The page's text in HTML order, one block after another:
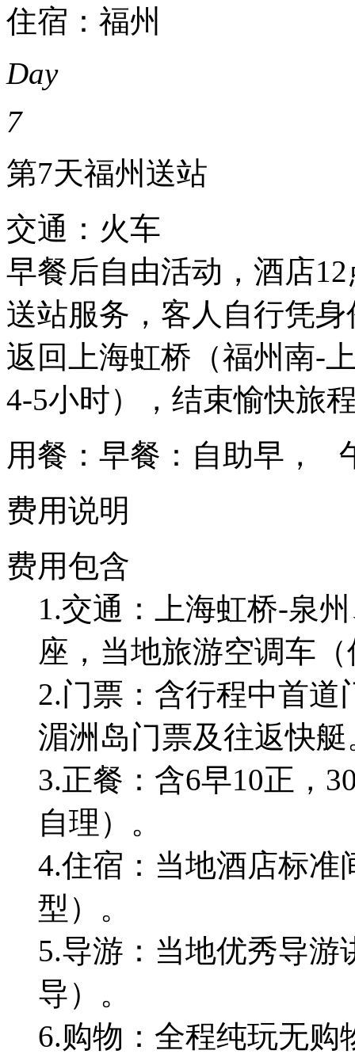
住宿：福州
Day
7
第7天福州送站
交通：火车
早餐后自由活动，酒店
送站服务，客人自行凭
返回上海虹桥（福州南-
4-5小时），结束愉快旅
用餐：早餐：自助早，
费用说明
费用包含
1.交通：上海虹桥-泉
座，当地旅游空调车
2.门票：含行程中首
湄洲岛门票及往返快艇
3.正餐：含6早10正，
自理）。
4.住宿：当地酒店标准
型）。
5.导游：当地优秀导游
导）。
6.购物：全程纯玩无购